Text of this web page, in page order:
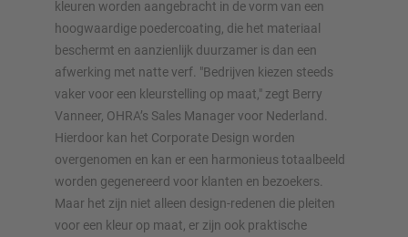
kleuren worden aangebracht in de vorm van een
hoogwaardige poedercoating, die het materiaal
beschermt en aanzienlijk duurzamer is dan een
afwerking met natte verf. "Bedrijven kiezen steeds
vaker voor een kleurstelling op maat," zegt Berry
Vanneer, OHRA’s Sales Manager voor Nederland.
Hierdoor kan het Corporate Design worden
overgenomen en kan er een harmonieus totaalbeeld
worden gegenereerd voor klanten en bezoekers.
Maar het zijn niet alleen design-redenen die pleiten
voor een kleur op maat, er zijn ook praktische